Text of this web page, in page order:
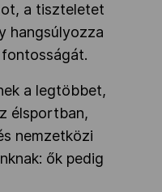
a tiszteletet
hangsúlyozza
a legtöbbet,
élsportban,
nemzetközi
ők pedig